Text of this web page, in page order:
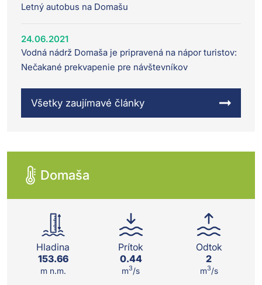
Letný autobus na Domašu
24.06.2021
Vodná nádrž Domaša je pripravená na nápor turistov:
Nečakané prekvapenie pre návštevníkov
Všetky zaujímavé články
Domaša
Hladina
153.66
m n.m.
Prítok
0.44
m3/s
Odtok
2
m3/s